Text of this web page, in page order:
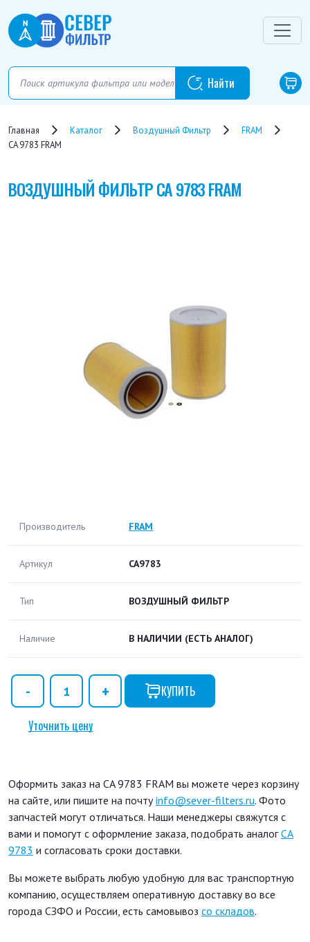
Главная Каталог Воздушный Фильтр
FRAM
CA 9783 FRAM
ВОЗДУШНЫЙ ФИЛЬТРCA 9783 FRAM
Производитель FRAM
Артикул CA9783
Тип ВОЗДУШНЫЙ ФИЛЬТР
Наличие В НАЛИЧИИ (ЕСТЬ АНАЛОГ)
КУПИТЬ
Уточнить цену
Оформить заказ на CA 9783 FRAM вы можете через корзину
на сайте, или пишите на почтуinfo@sever-filters.ru. Фото
запчастей могут отличаться. Наши менеджеры свяжутся с
вами и помогут с оформление заказа, подобрать аналогCA
9783 и согласовать сроки доставки.
Вы можете выбрать любую удобную для вас транспортную
компанию, осуществляем оперативную доставку во все
города СЗФО и России, есть самовывоз со складов.